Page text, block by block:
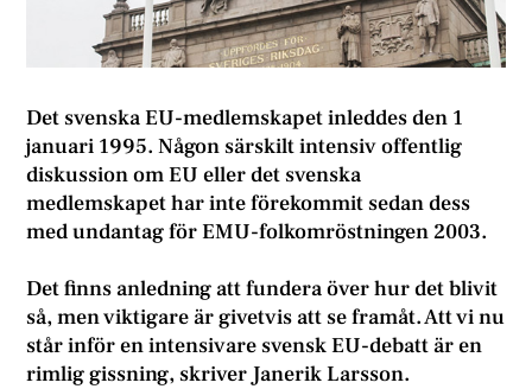
Det svenska EU-medlemskapet inleddes den 1
januari 1995. Någon särskilt intensiv offentlig
diskussion om EU eller det svenska
medlemskapet har inte förekommit sedan dess
med undantag för EMU-folkomröstningen 2003.
Det finns anledning att fundera över hur det blivit
så, men viktigare är givetvis att se framåt. Att vi nu
står inför en intensivare svensk EU-debatt är en
rimlig gissning, skriver Janerik Larsson.